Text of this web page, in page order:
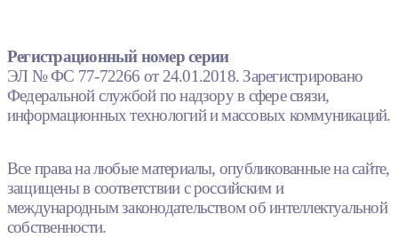
Регистрационный номер серии
ЭЛ № ФС 77-72266 от 24.01.2018. Зарегистрировано
Федеральной службой по надзору в сфере связи,
информационных технологий и массовых коммуникаций.
Все права на любые материалы, опубликованные на сайте,
защищены в соответствии с российским и
международным законодательством об интеллектуальной
собственности.